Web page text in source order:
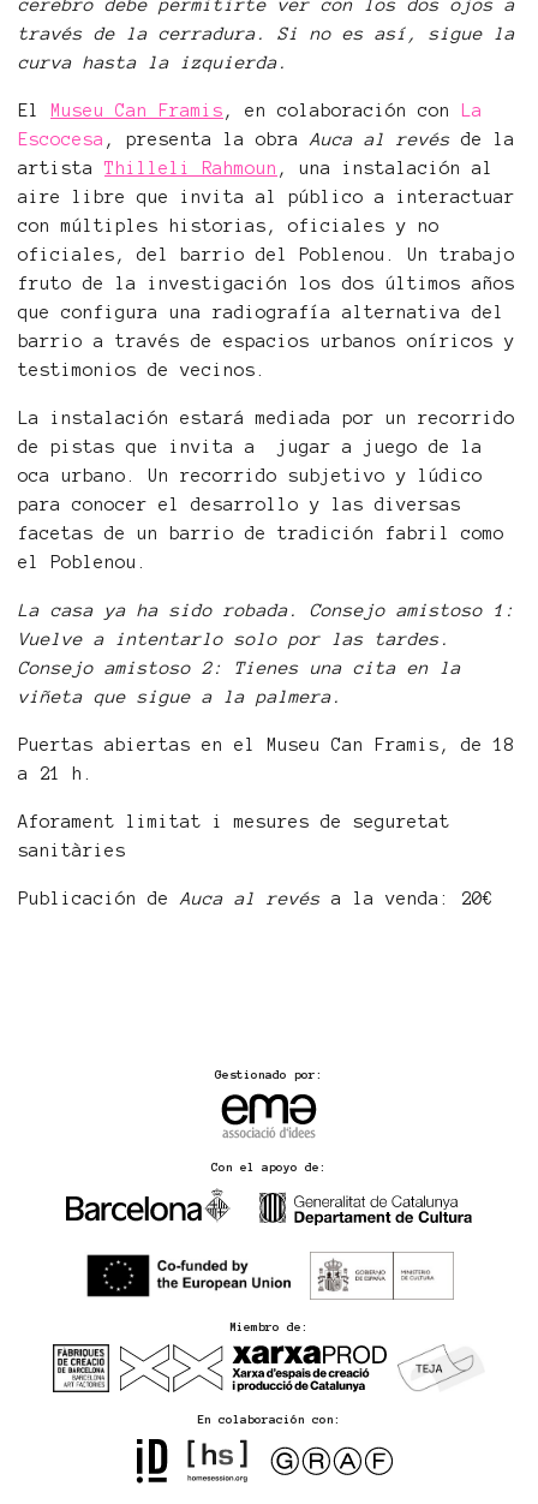
cerebro debe permitirte ver con los dos ojos a
través de la cerradura. Si no es así, sigue la
curva hasta la izquierda.
El Museu Can Framis , en colaboración con
La
Escocesa , presenta la obra Auca al revés de la
artista Thilleli Rahmoun , una instalación al
aire libre que invita al público a interactuar
con múltiples historias, oficiales y no
oficiales, del barrio del Poblenou. Un trabajo
fruto de la investigación los dos últimos años
que configura una radiografía alternativa del
barrio a través de espacios urbanos oníricos y
testimonios de vecinos.
La instalación estará mediada por un recorrido
de pistas que invita a jugar a juego de la
oca urbano. Un recorrido subjetivo y lúdico
para conocer el desarrollo y las diversas
facetas de un barrio de tradición fabril como
el Poblenou.
La casa ya ha sido robada. Consejo amistoso 1:
Vuelve a intentarlo solo por las tardes.
Consejo amistoso 2: Tienes una cita en la
viñeta que sigue a la palmera.
Puertas abiertas en el Museu Can Framis, de 18
a 21 h.
Aforament limitat i mesures de seguretat
sanitàries
Publicación de Auca al revés a la venda: 20€
Gestionado por:
Con el apoyo de:
Miembro de:
En colaboración con: